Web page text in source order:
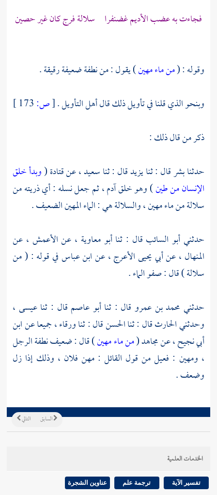
فجاءت به عضب الأديم غضنفرا سلالة فرج كان غير حصين
وقوله : (من ماء مهين) يقول : من نطفة ضعيفة رقيقة .
وبنحو الذي قلنا في تأويل ذلك قال أهل التأويل .[ص:
ذكر من قال ذلك :
حدثنابشرقال : ثنايزيدقال : ثناسعيد ،عنقتادة(وبدأ خلق
الإنسان من طين) وهو خلقآدم ،ثم جعل نسله : أي ذريته من
سلالة من ماء مهين ، والسلالة هي : الماء المهين الضعيف .
حدثنيأبو السائب قال : ثناأبو معاوية ، عنالأعمش ، عن
المنهال ،عنأبي يحيى الأعرج ،عنابن عباسفي قوله : ( من
سلالة ) قال : صفو الماء .
حدثني محمد بن عمرو قال : ثناأبو عاصم قال : ثناعيسى ،
وحدثنيالحارثقال : ثناالحسنقال : ثناورقاء ،جميعا عنابن
أبي نجيح ،عنمجاهد(من ماء مهين) قال : ضعيف نطفة الرجل
، ومهين : فعيل من قول القائل : مهن فلان ، وذلك إذا زل
وضعف .
التالي السابق
الخدمات العلمية
تفسير الآية ترجمة علم عناوين الشجرة